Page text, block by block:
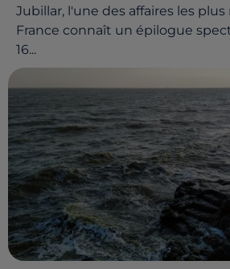
Jubillar, l'une des affaires les
France connaît un épilogue
16...